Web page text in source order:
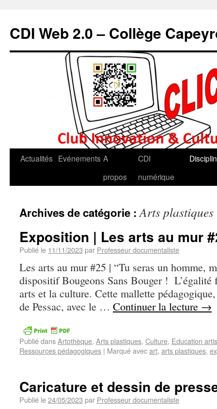
CDI Web 2.0 – Collège
Actualités Evénements A
propos
CDI
numérique
Archives de catégorie :Arts plastiques
Exposition | Les arts au mur
Publié le 11/11/2023 par Professeur documentaliste
Les arts au mur #25 | “Tu seras un homme,
dispositif Bougeons Sans Bouger ! L’égalité
arts et la culture. Cette mallette
de Pessac, avec le … Continuer la lecture →
Publié dansArtothèque, Arts plastiques, Culture, Education
Ressources pédagogiques | Marqué avecart, arts plastiques,
Caricature et dessin de
Publié le24/05/2023 par Professeur documentaliste